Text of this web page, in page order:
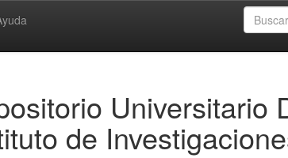
Universitario
de